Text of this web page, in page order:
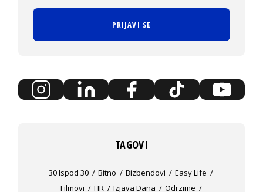
PRIJAVI SE
TAGOVI
30 Ispod 30 Bitno Bizbendovi
Easy Life
Filmovi
HR Izjava Dana
Odrzime